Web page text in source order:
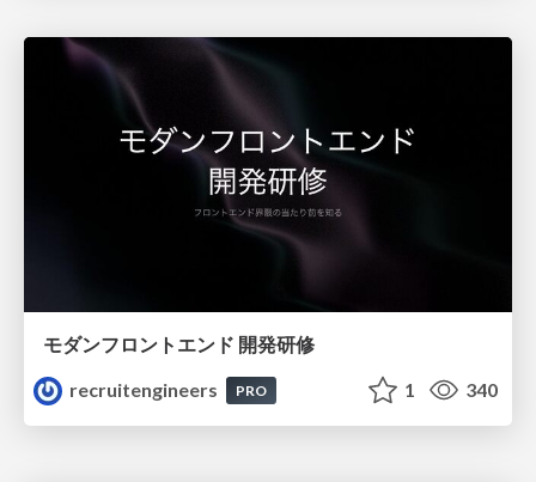
モダンフロントエンド 開発研修
recruitengineers
PRO 1 340